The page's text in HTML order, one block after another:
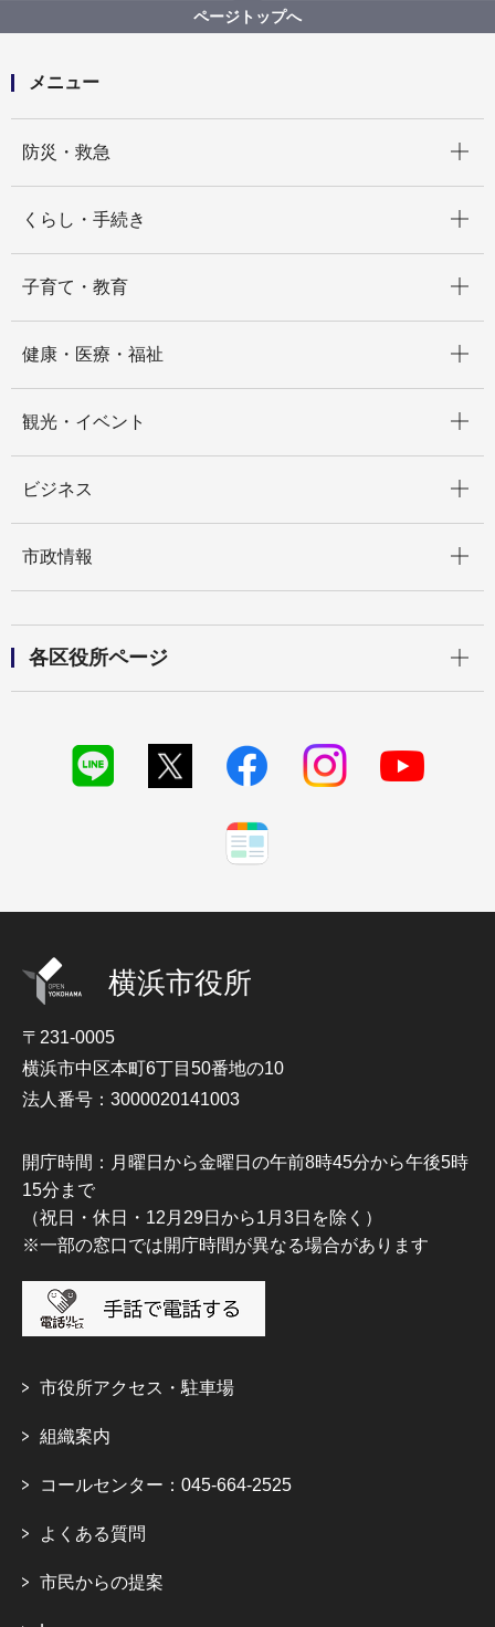
鉄道駅舎可動式ホーム柵等整備事業
ページトップへ
メニュー
防災・救急
くらし・手続き
子育て・教育
健康・医療・福祉
観光・イベント
ビジネス
市政情報
各区役所ページ
横浜市役所
〒231-0005
横浜市中区本町6丁目50番地の10
法人番号：3000020141003
開庁時間：月曜日から金曜日の午前8時45分から午後5時
15分まで
（祝日・休日・12月29日から1月3日を除く）
※一部の窓口では開庁時間が異なる場合があります
市役所アクセス・駐車場
組織案内
コールセンター：045-664-2525
よくある質問
市民からの提案